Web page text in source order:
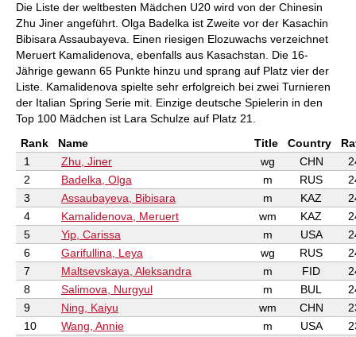
Die Liste der weltbesten Mädchen U20 wird von der Chinesin
Zhu Jiner angeführt. Olga Badelka ist Zweite vor der Kasachin
Bibisara Assaubayeva. Einen riesigen Elozuwachs verzeichnet
Meruert Kamalidenova, ebenfalls aus Kasachstan. Die 16-
Jährige gewann 65 Punkte hinzu und sprang auf Platz vier der
Liste. Kamalidenova spielte sehr erfolgreich bei zwei Turnieren
der Italian Spring Serie mit. Einzige deutsche Spielerin in den
Top 100 Mädchen ist Lara Schulze auf Platz 21.
Rank
Name Title Country
1
Zhu, Jiner wg CHN
2
Badelka, Olga m RUS
3
Assaubayeva, Bibisara m KAZ
4
Kamalidenova, Meruert wm KAZ
5
Yip, Carissa m USA
6
Garifullina, Leya wg RUS
7
Maltsevskaya, Aleksandra m FID
8
Salimova, Nurgyul m BUL
9
Ning, Kaiyu wm CHN
10
Wang, Annie m USA